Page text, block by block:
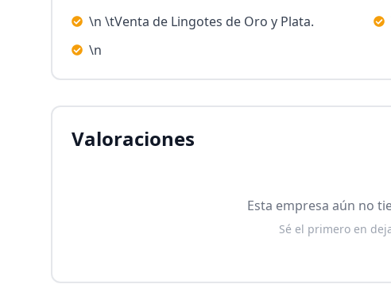
\n \tVenta de Lingotes de Oro y Plata.
\n
Valoraciones
Esta empresa aún no
Sé el primero en